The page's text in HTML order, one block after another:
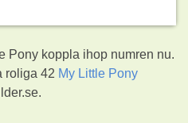
Pony koppla ihop numren nu.
roliga 42 My Little Pony